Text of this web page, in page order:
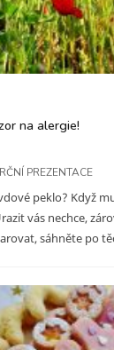
na alergie!
PREZENTACE
peklo? Když
vás nechce,
sáhněte po